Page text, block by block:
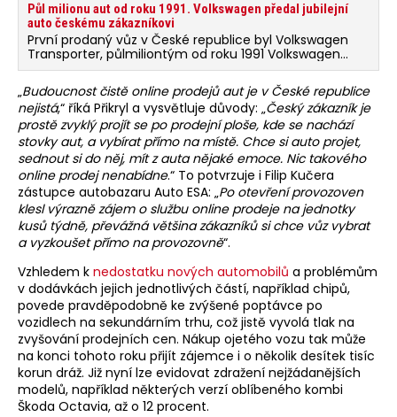
Půl milionu aut od roku 1991. Volkswagen předal jubilejní
auto českému zákazníkovi
První prodaný vůz v České republice byl Volkswagen
Transporter, půlmiliontým od roku 1991 Volkswagen
Golf. Český importér předal v půlce března zákazníkovi
jubilejní auto.
„Budoucnost čistě online prodejů aut je v České republice
nejistá,“ říká Přikryl a vysvětluje důvody: „Český zákazník je
prostě zvyklý projít se po prodejní ploše, kde se nachází
stovky aut, a vybírat přímo na místě. Chce si auto projet,
sednout si do něj, mít z auta nějaké emoce. Nic takového
online prodej nenabídne.“ To potvrzuje i Filip Kučera
zástupce autobazaru Auto ESA: „Po otevření provozoven
klesl výrazně zájem o službu online prodeje na jednotky
kusů týdně, převážná většina zákazníků si chce vůz vybrat
a vyzkoušet přímo na provozovně“.
Vzhledem k nedostatku nových automobilů a problémům
v dodávkách jejich jednotlivých částí, například chipů,
povede pravděpodobně ke zvýšené poptávce po
vozidlech na sekundárním trhu, což jistě vyvolá tlak na
zvyšování prodejních cen. Nákup ojetého vozu tak může
na konci tohoto roku přijít zájemce i o několik desítek tisíc
korun dráž. Již nyní lze evidovat zdražení nejžádanějších
modelů, například některých verzí oblíbeného kombi
Škoda Octavia, až o 12 procent.